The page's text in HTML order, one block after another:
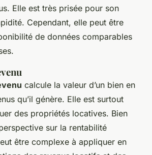
Elle est très prisée pour son
Cependant, elle peut être
de données comparables
calcule la valeur d’un bien en
qu’il génère. Elle est surtout
des propriétés locatives. Bien
sur la rentabilité
être complexe à appliquer en